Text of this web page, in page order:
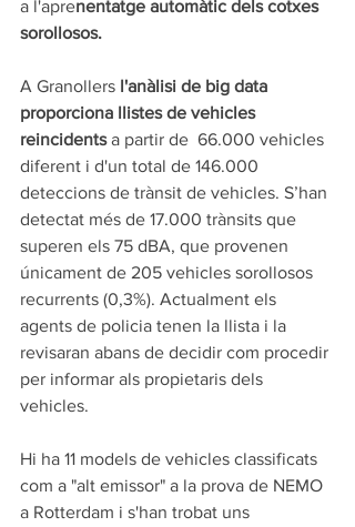
a l'aprenentatge automàtic dels cotxes
sorollosos.
A Granollers l'anàlisi de big data
proporciona llistes de vehicles
reincidents a partir de  66.000 vehicles
diferent i d'un total de 146.000
deteccions de trànsit de vehicles. S’han
detectat més de 17.000 trànsits que
superen els 75 dBA, que provenen
únicament de 205 vehicles sorollosos
recurrents (0,3%). Actualment els
agents de policia tenen la llista i la
revisaran abans de decidir com procedir
per informar als propietaris dels
vehicles.
Hi ha 11 models de vehicles classificats
com a "alt emissor" a la prova de NEMO
a Rotterdam i s'han trobat uns